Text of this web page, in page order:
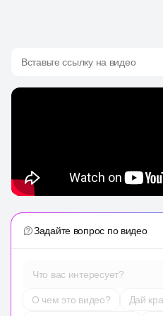
Вставьте ссылку на видео
Задайте вопрос по видео
Что вас интересует?
О чем это видео?
Дай